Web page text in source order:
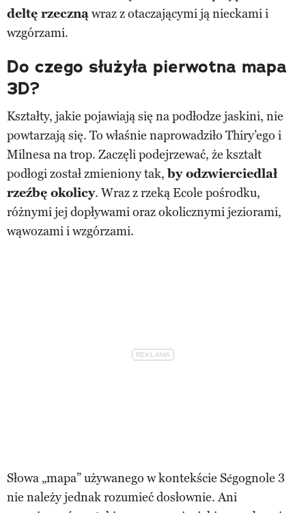
deltę rzecznąwraz z otaczającymi ją nieckami i
wzgórzami.
Do czego służyła pierwotna mapa
3D?
Kształty, jakie pojawiają się na podłodze jaskini, nie
powtarzają się. To właśnie naprowadziło Thiry’ego i
Milnesa na trop. Zaczęli podejrzewać, że kształt
podłogi został zmieniony tak,by odzwierciedlał
rzeźbę okolicy. Wraz z rzeką Ecole pośrodku,
różnymi jej dopływami oraz okolicznymi jeziorami,
wąwozami i wzgórzami.
Słowa „mapa” używanego w kontekście Ségognole 3
nie należy jednak rozumieć dosłownie. Ani